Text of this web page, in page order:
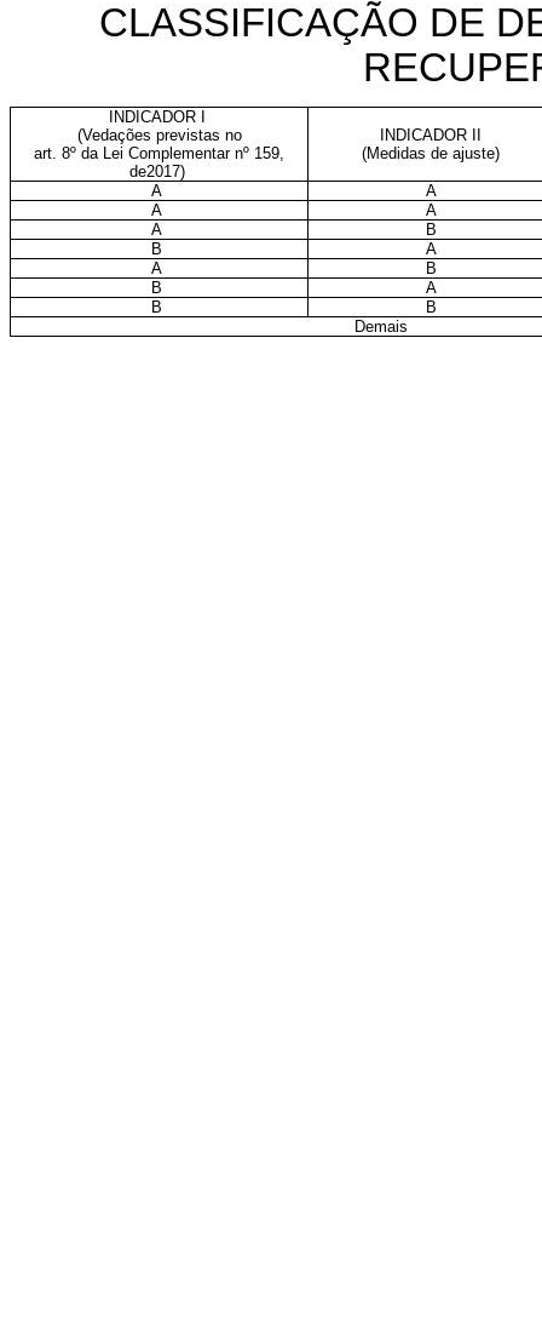
CLASSIFICAÇÃO DE
INDICADOR I
(Vedações previstas no
art. 8º da Lei Complementar nº 159,
de2017)
INDICADOR II
(Medidas de ajuste)
A
A
A
A
A
B
B
A
A
B
B
A
B
B
Demais